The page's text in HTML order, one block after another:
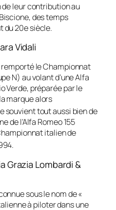
leur contribution au
des temps
du 20e siècle.
Vidali
remporté le Championnat
N) au volant d’une Alfa
Verde, préparée par le
marque alors
souvient tout aussi bien de
de l’Alfa Romeo 155
italien de
.
Grazia Lombardi &
sous le nom de «
à piloter dans une